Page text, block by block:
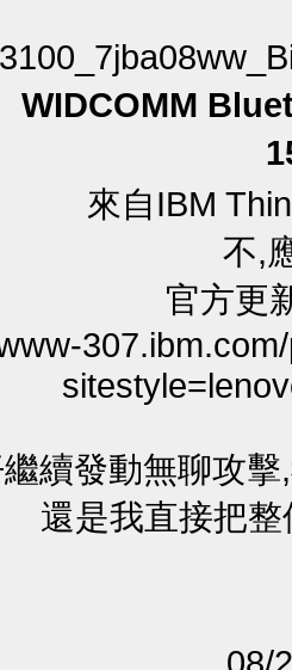
WIDCOMM
來自IBM
不,
官方更
續發動無聊攻
還是我直接把